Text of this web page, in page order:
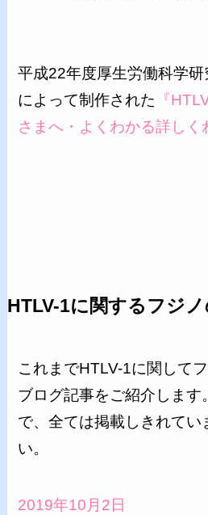
平成22年度厚生労働科学
によって制作された
『
さまへ・よくわかる詳しく
HTLV-1に関するフジ
これまでHTLV-1に関して
ブログ記事をご紹介します
で、全ては掲載しきれてい
い。
2019年10月2日